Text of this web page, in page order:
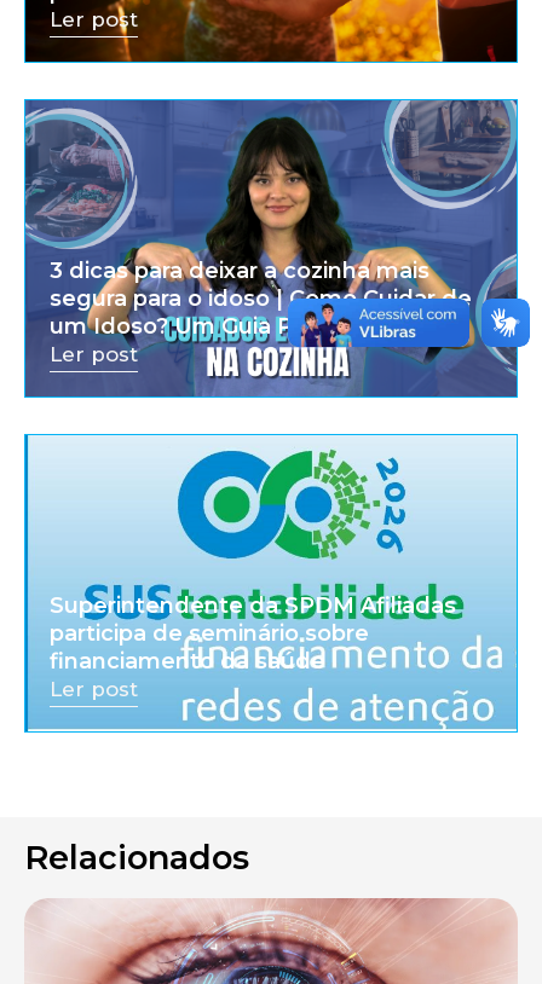
Ler post
3 dicas para deixar a cozinha mais
segura para o idoso | Como Cuidar de
um Idoso? Um Guia Prático
Ler post
Superintendente da SPDM Afiliadas
participa de seminário sobre
financiamento da saúde
Ler post
Relacionados